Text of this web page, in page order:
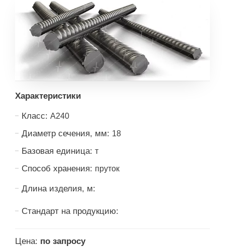
Характеристики
Класс: А240
Диаметр сечения, мм: 18
Базовая единица: т
Способ хранения: пруток
Длина изделия, м:
Стандарт на продукцию:
Цена: по запросу